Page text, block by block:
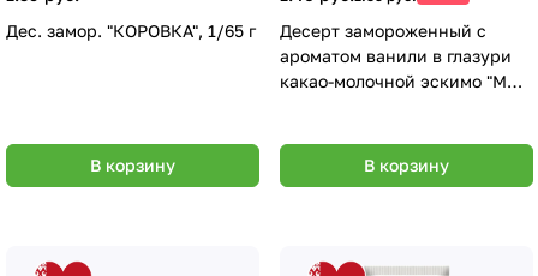
Дес. замор. "КОРОВКА", 1/65 г
В корзину
Десерт замороженный с
ароматом ванили в глазури
какао-молочной эскимо "МОЯ
мас. %) полим. уп
В корзину